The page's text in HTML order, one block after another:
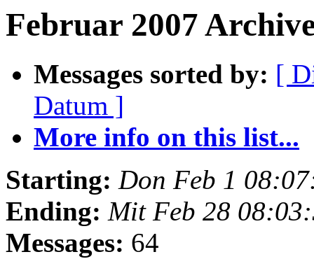
Februar 2007
Messages sorted by: [
Datum ]
More info on this list...
Starting: Don Feb 1
Ending: Mit Feb 28
Messages: 64